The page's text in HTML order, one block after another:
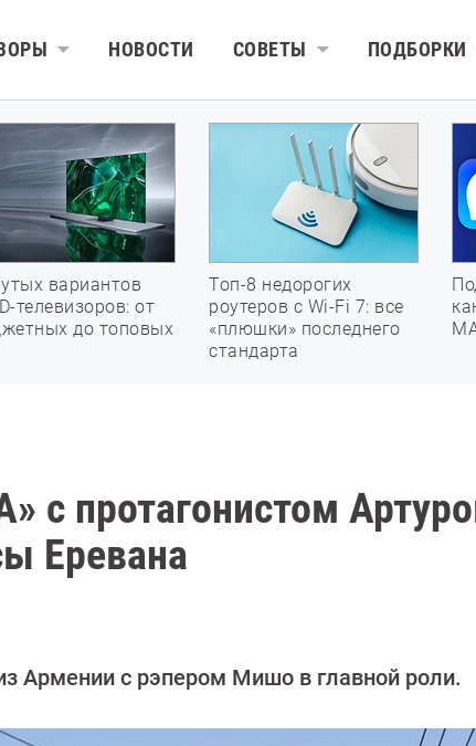
НОВОСТИ СОВЕТЫ ПОДБОРКИ
вариантов
телевизоров: от
до топовых
Топ-8 недорогих
роутеров с Wi-Fi 7: все
«плюшки» последнего
стандарта
с протагонистом
Еревана
Армении с рэпером Мишо в главной роли.